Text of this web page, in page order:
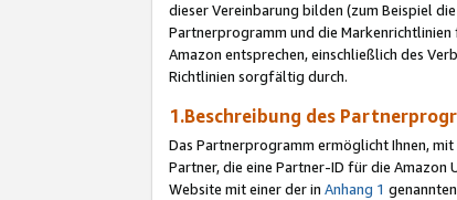
dieser Vereinbarung bilden (zum Beispiel
Partnerprogramm und die
Amazon entsprechen, einschließlich des
Richtlinien sorgfältig durch.
1.Beschreibung des
Das Partnerprogramm ermöglicht Ihnen,
Partner, die eine Partner-ID für die Amazon
Website mit einer der in Anhang 1